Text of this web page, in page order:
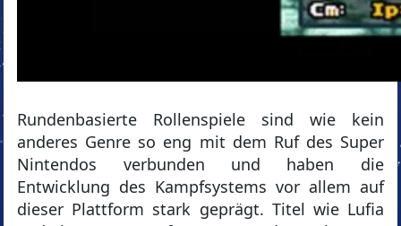
Rundenbasierte Rollenspiele sind wie kein
anderes Genre so eng mit dem Ruf des Super
Nintendos verbunden und haben die
Entwicklung des Kampfsystems vor allem auf
dieser Plattform stark geprägt. Titel wie Lufia